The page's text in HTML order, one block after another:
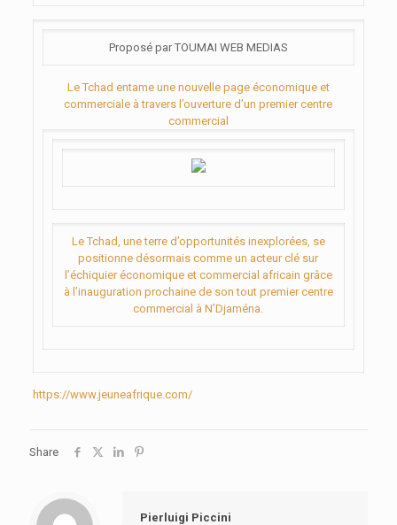
Proposé par TOUMAI WEB MEDIAS
Le Tchad entame une nouvelle page économique et
commerciale à travers l’ouverture d’un premier centre
commercial
Le Tchad, une terre d’opportunités inexplorées, se
positionne désormais comme un acteur clé sur
l’échiquier économique et commercial africain grâce
à l’inauguration prochaine de son tout premier centre
commercial à N’Djaména.
https://www.jeuneafrique.com/
Share
Pierluigi Piccini